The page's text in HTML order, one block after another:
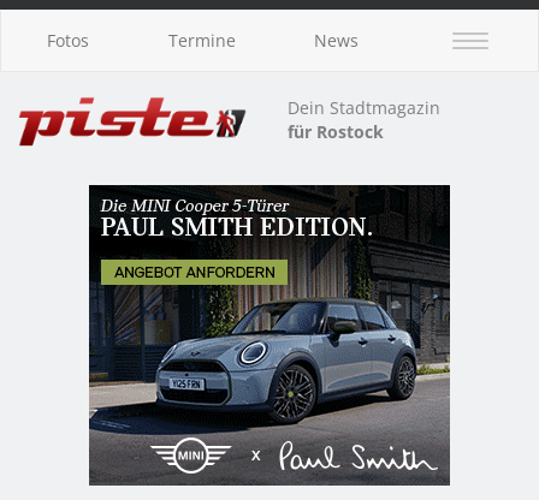
Fotos Termine News
Dein Stadtmagazin
für Rostock